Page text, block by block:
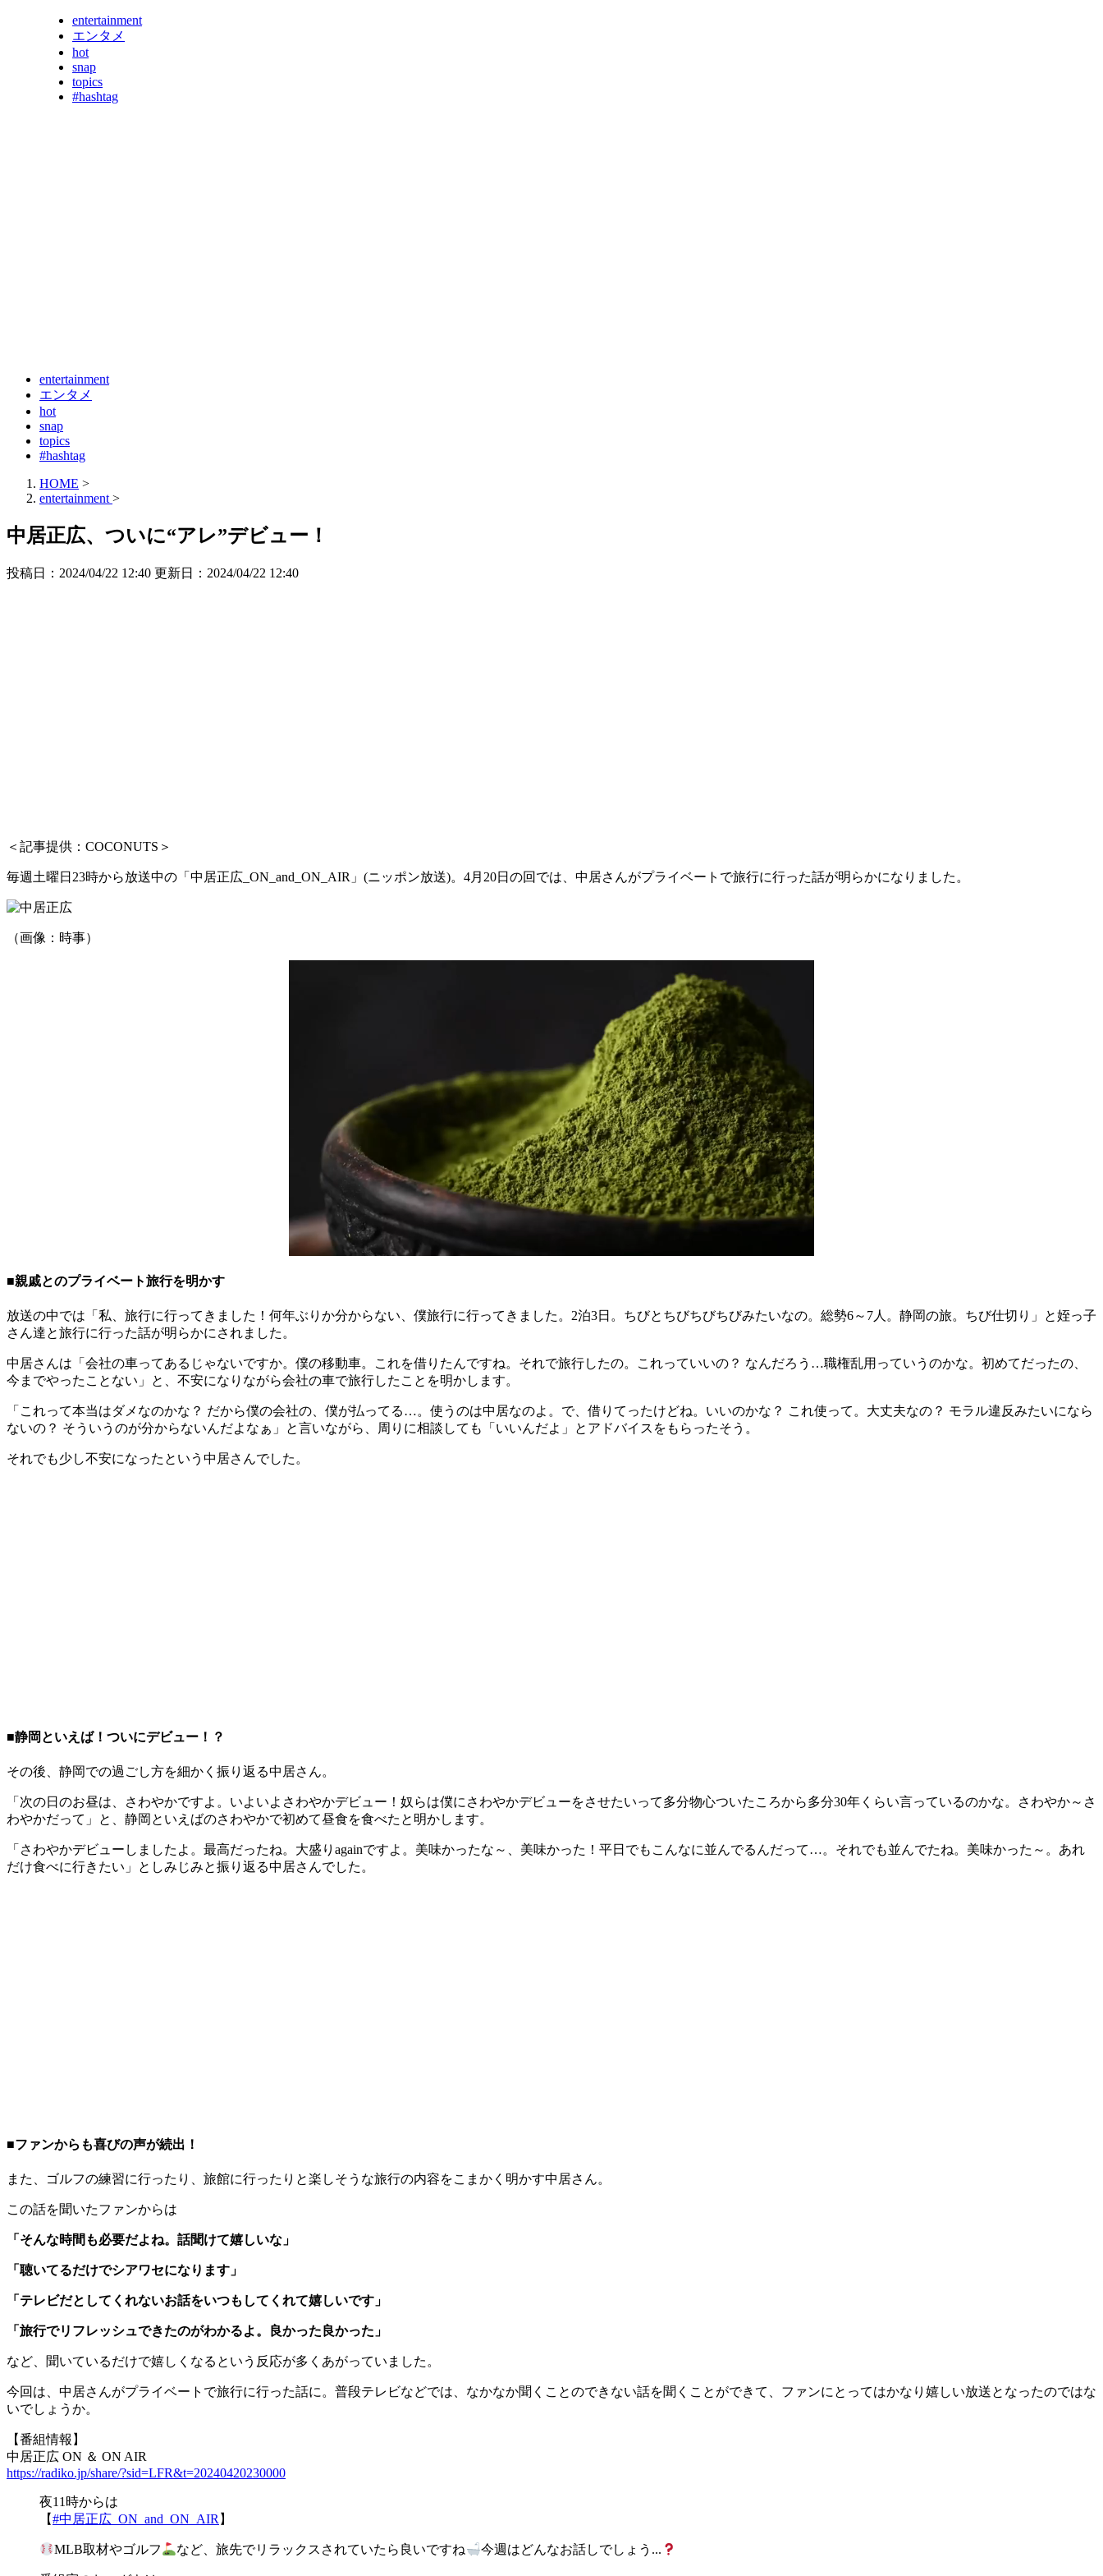
entertainment
エンタメ
hot
snap
topics
#hashtag
entertainment
エンタメ
hot
snap
topics
#hashtag
HOME >
entertainment >
中居正広、ついに“アレ”デビュー！
投稿日：2024/04/22 12:40 更新日： 2024/04/22 12:40
＜記事提供：COCONUTS＞
毎週土曜日23時から放送中の「中居正広_ON_and_ON_AIR」(ニッポン放送)。4月20日の回では、中居さんがプライベートで旅行に行った話が明らかになりました。
（画像：時事）
■親戚とのプライベート旅行を明かす
放送の中では「私、旅行に行ってきました！何年ぶりか分からない、僕旅行に行ってきました。2泊3日。ちびとちびちびちびみたいなの。総勢6～7人。静岡の旅。ちび仕切り」と姪っ子
さん達と旅行に行った話が明らかにされました。
中居さんは「会社の車ってあるじゃないですか。僕の移動車。これを借りたんですね。それで旅行したの。これっていいの？ なんだろう…職権乱用っていうのかな。初めてだったの、
今までやったことない」と、不安になりながら会社の車で旅行したことを明かします。
「これって本当はダメなのかな？ だから僕の会社の、僕が払ってる…。使うのは中居なのよ。で、借りてったけどね。いいのかな？ これ使って。大丈夫なの？ モラル違反みたいになら
ないの？ そういうのが分からないんだよなぁ」と言いながら、周りに相談しても「いいんだよ」とアドバイスをもらったそう。
それでも少し不安になったという中居さんでした。
■静岡といえば！ついにデビュー！？
その後、静岡での過ごし方を細かく振り返る中居さん。
「次の日のお昼は、さわやかですよ。いよいよさわやかデビュー！奴らは僕にさわやかデビューをさせたいって多分物心ついたころから多分30年くらい言っているのかな。さわやか～さ
わやかだって」と、静岡といえばのさわやかで初めて昼食を食べたと明かします。
「さわやかデビューしましたよ。最高だったね。大盛りagainですよ。美味かったな～、美味かった！平日でもこんなに並んでるんだって…。それでも並んでたね。美味かった～。あれ
だけ食べに行きたい」としみじみと振り返る中居さんでした。
■ファンからも喜びの声が続出！
また、ゴルフの練習に行ったり、旅館に行ったりと楽しそうな旅行の内容をこまかく明かす中居さん。
この話を聞いたファンからは
「そんな時間も必要だよね。話聞けて嬉しいな」
「聴いてるだけでシアワセになります」
「テレビだとしてくれないお話をいつもしてくれて嬉しいです」
「旅行でリフレッシュできたのがわかるよ。良かった良かった」
など、聞いているだけで嬉しくなるという反応が多くあがっていました。
今回は、中居さんがプライベートで旅行に行った話に。普段テレビなどでは、なかなか聞くことのできない話を聞くことができて、ファンにとってはかなり嬉しい放送となったのではな
いでしょうか。
【番組情報】
中居正広 ON ＆ ON AIR
https://radiko.jp/share/?sid=LFR&t=20240420230000
夜11時からは
【#中居正広_ON_and_ON_AIR】
MLB取材やゴルフ など、旅先でリラックスされていたら良いですね 今週はどんなお話しでしょう...